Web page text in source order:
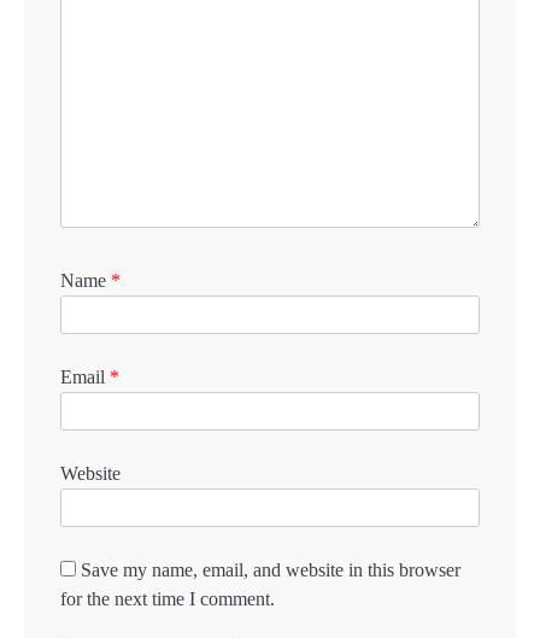
Name *
Email *
Website
Save my name, email, and website in this browser
for the next time I comment.